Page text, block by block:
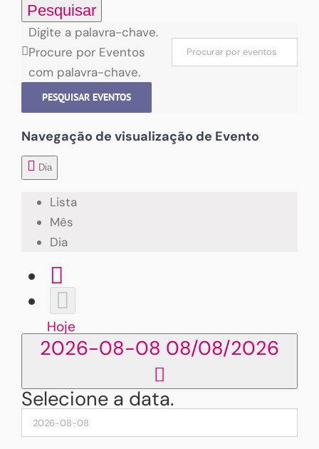
Pesquisar
Digite a palavra-chave.
Procure por Eventos
com palavra-chave.
PESQUISAR EVENTOS
Navegação de visualização de Evento
Dia
Lista
Mês
Dia
Hoje
2026-08-08 08/08/2026
Selecione a data.